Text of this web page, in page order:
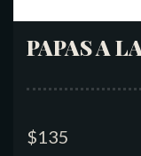
PAPAS A
$135